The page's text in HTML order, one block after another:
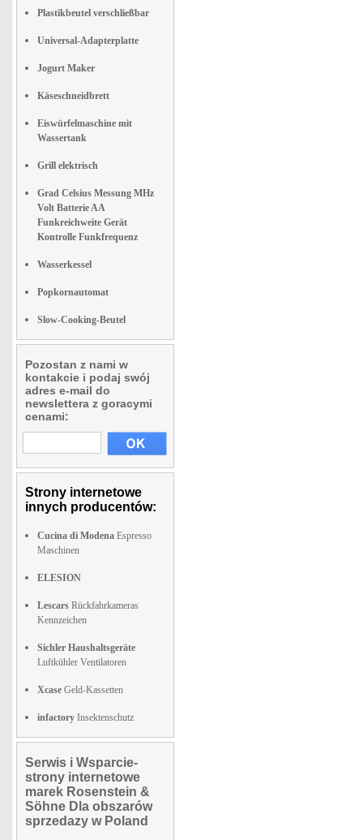
Plastikbeutel verschließbar
Universal-Adapterplatte
Jogurt Maker
Käseschneidbrett
Eiswürfelmaschine mit
Wassertank
Grill elektrisch
Grad Celsius Messung MHz
Volt Batterie AA
Funkreichweite Gerät
Kontrolle Funkfrequenz
Wasserkessel
Popkornautomat
Slow-Cooking-Beutel
Pozostan z nami w
kontakcie i podaj swój
adres e-mail do
newslettera z goracymi
cenami:
Strony internetowe
innych producentów:
Cucina di Modena Espresso
Maschinen
ELESION
Lescars Rückfahrkameras
Kennzeichen
Sichler Haushaltsgeräte
Luftkühler Ventilatoren
Xcase Geld-Kassetten
infactory Insektenschutz
Serwis i Wsparcie-
strony internetowe
marek Rosenstein &
Söhne Dla obszarów
sprzedazy w Poland